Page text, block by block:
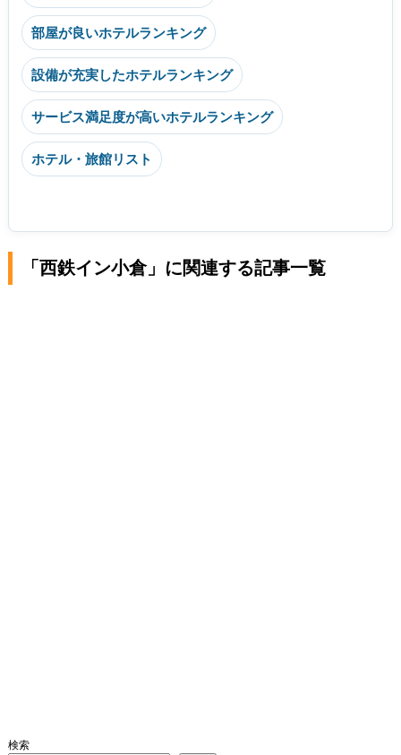
部屋が良いホテルランキング
設備が充実したホテルランキング
サービス満足度が高いホテルランキング
ホテル・旅館リスト
「西鉄イン小倉」に関連する記事一覧
検索